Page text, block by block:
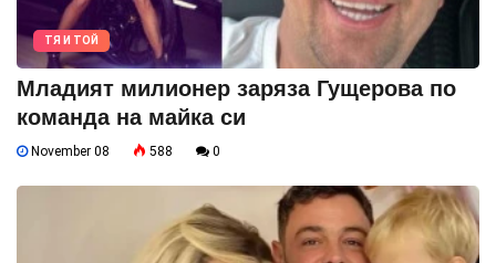
ТЯ И ТОЙ
Младият милионер заряза Гущерова по
команда на майка си
November 08 588 0